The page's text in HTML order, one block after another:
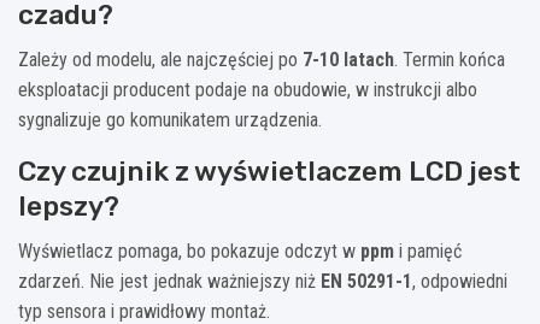
czadu?
Zależy od modelu, ale najczęściej po 7-10 latach. Termin końca
eksploatacji producent podaje na obudowie, w instrukcji albo
sygnalizuje go komunikatem urządzenia.
Czy czujnik z wyświetlaczem LCD jest
lepszy?
Wyświetlacz pomaga, bo pokazuje odczyt w ppm i pamięć
zdarzeń. Nie jest jednak ważniejszy niż EN 50291-1, odpowiedni
typ sensora i prawidłowy montaż.